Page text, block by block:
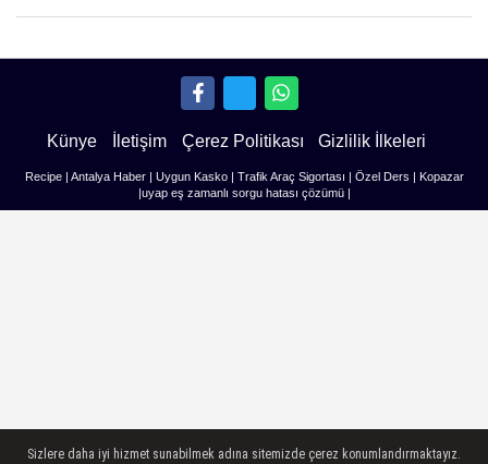
Künye İletişim Çerez Politikası Gizlilik İlkeleri
Recipe| Antalya Haber| Uygun Kasko| Trafik Araç Sigortası Özel Ders
Kopazar
uyap eş zamanlı sorgu hatası çözümü|
Sizlere daha iyi hizmet sunabilmek adına sitemizde çerez konumlandırmaktayız.